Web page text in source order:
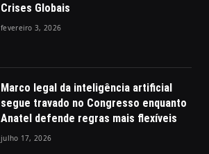
Crises Globais
fevereiro 3, 2026
Marco legal da inteligência artificial
segue travado no Congresso enquanto
Anatel defende regras mais flexíveis
julho 17, 2026